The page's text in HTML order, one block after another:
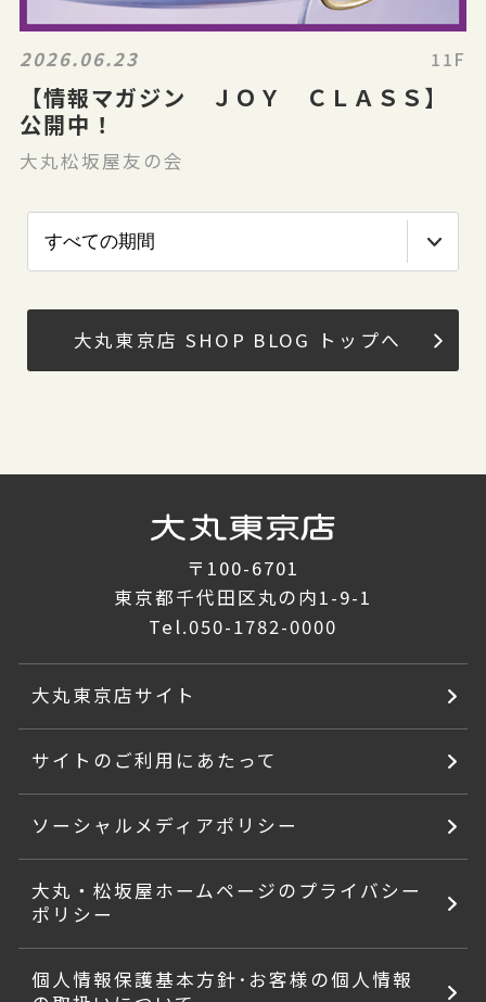
2026.06.23 11F
【情報マガジン ＪＯＹ ＣＬＡＳＳ】
公開中！
大丸松坂屋友の会
大丸東京店 SHOP BLOG トップへ
〒100-6701
東京都千代田区丸の内1-9-1
Tel.050-1782-0000
大丸東京店サイト
サイトのご利用にあたって
ソーシャルメディアポリシー
大丸・松坂屋ホームページのプライバシー
ポリシー
個人情報保護基本方針･お客様の個人情報